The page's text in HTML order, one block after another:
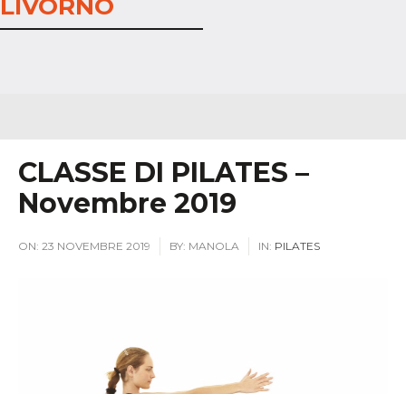
LIVORNO
CLASSE DI PILATES –
Novembre 2019
ON: 23 NOVEMBRE 2019 BY: MANOLA IN: PILATES